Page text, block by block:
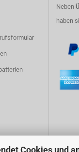
Cookies und
Neben
haben